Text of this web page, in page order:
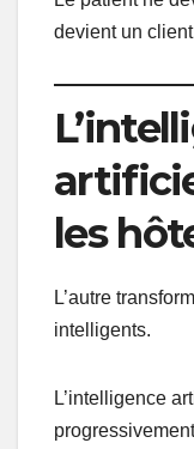
devient un
les
L’autre
intelligents.
L’intelligence